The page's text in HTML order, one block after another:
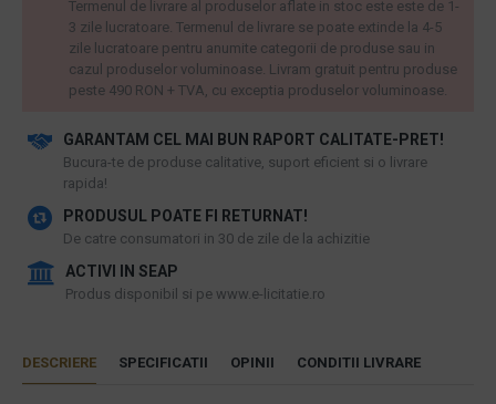
GARANTAM CEL MAI BUN RAPORT CALITATE-PRET!
​Bucura-te de produse calitative, suport eficient si o livrare
rapida!
PRODUSUL POATE FI RETURNAT!
De catre consumatori in 30 de zile de la achizitie
ACTIVI IN SEAP
Produs disponibil si pe www.e-licitatie.ro
Termenul de livrare al produselor aflate in stoc este este de 1-
3 zile lucratoare. Termenul de livrare se poate extinde la 4-5
zile lucratoare pentru anumite categorii de produse sau in
cazul produselor voluminoase. Livram gratuit pentru produse
peste 490 RON + TVA, cu exceptia produselor voluminoase.
DESCRIERE SPECIFICATII OPINII CONDITII LIVRARE